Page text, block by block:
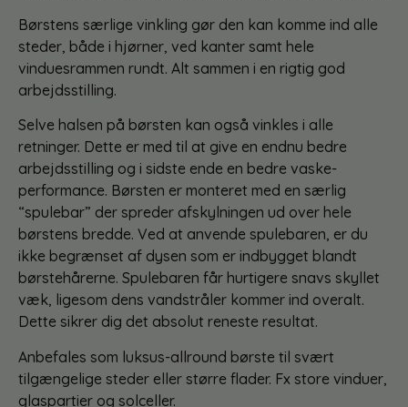
Børstens særlige vinkling gør den kan komme ind alle
steder, både i hjørner, ved kanter samt hele
vinduesrammen rundt. Alt sammen i en rigtig god
arbejdsstilling.
Selve halsen på børsten kan også vinkles i alle
retninger. Dette er med til at give en endnu bedre
arbejdsstilling og i sidste ende en bedre vaske-
performance. Børsten er monteret med en særlig
“spulebar” der spreder afskylningen ud over hele
børstens bredde. Ved at anvende spulebaren, er du
ikke begrænset af dysen som er indbygget blandt
børstehårerne. Spulebaren får hurtigere snavs skyllet
væk, ligesom dens vandstråler kommer ind overalt.
Dette sikrer dig det absolut reneste resultat.
Anbefales som luksus-allround børste til svært
tilgængelige steder eller større flader. Fx store vinduer,
glaspartier og solceller.